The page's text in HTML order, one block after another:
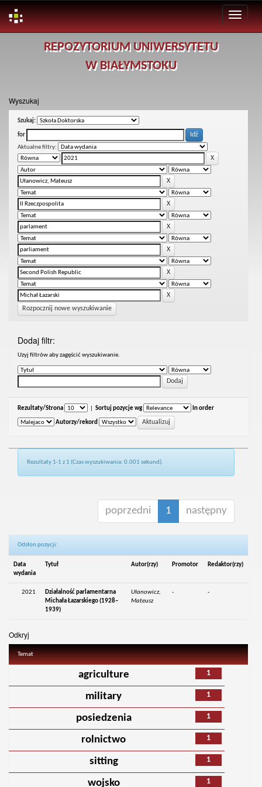
REPOZYTORIUM UNIWERSYTETU
W BIAŁYMSTOKU
Wyszukaj
Szukaj:
for
Aktualne filtry:
Rozpocznij nowe wyszukiwanie
Dodaj filtr:
Uzyj filtrów aby zagęścić wyszukiwanie.
Rezultaty/Strona Sortuj pozycje wg In order
Autorzy/rekord
Rezultaty 1-1 z 1 (Czas wyszukiwania: 0.001 sekund).
poprzedni 1 następny
Odsłon pozycji:
Data
wydania
Tytuł Autor(rzy) Promotor Redaktor(rzy)
2021
Działalność parlamentarna
Michała Łazarskiego (1928–
1939)
Ułanowicz,
Mateusz
- -
Odkryj
Temat
1
agriculture
1
military
1
posiedzenia
1
rolnictwo
1
sitting
1
wojsko